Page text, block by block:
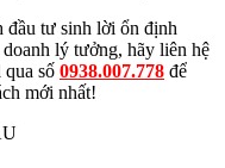
đầu tư sinh lời ổn định
lý tưởng, hãy liên hệ
số 0938.007.778 để
mới nhất!